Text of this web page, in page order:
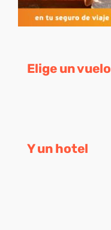
Elige un vuelo
Y un hotel